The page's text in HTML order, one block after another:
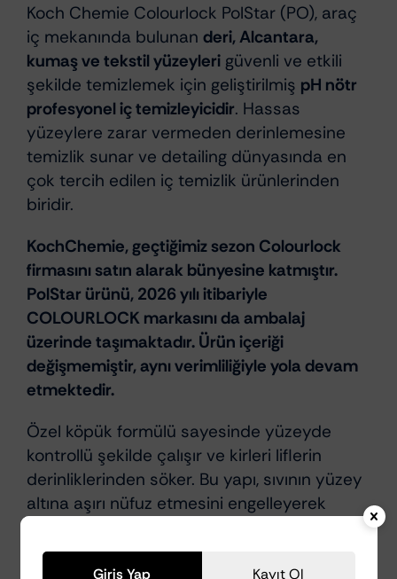
Koch Chemie Colourlock PolStar (PO), araç
iç mekanında bulunan deri, Alcantara,
kumaş ve tekstil yüzeylerigüvenli ve etkili
şekilde temizlemek için geliştirilmiş pH nötr
profesyonel iç temizleyicidir. Hassas
yüzeylere zarar vermeden derinlemesine
temizlik sunar ve detailing dünyasında en
çok tercih edilen iç temizlik ürünlerinden
biridir.
KochChemie, geçtiğimiz sezon Colourlock
firmasını satın alarak bünyesine katmıştır.
PolStar ürünü, 2026 yılı itibariyle
COLOURLOCK markasını da ambalaj
üzerinde taşımaktadır. Ürün içeriği
değişmemiştir, aynı verimliliğiyle yola devam
etmektedir.
Özel köpük formülü sayesinde yüzeyde
kontrollü şekilde çalışır ve kirleri liflerin
derinliklerinden söker. Bu yapı, sıvının yüzey
altına aşırı nüfuz etmesini engelleyerek
temizlik sonrası yüzeyde
Giriş Yap Kayıt Ol